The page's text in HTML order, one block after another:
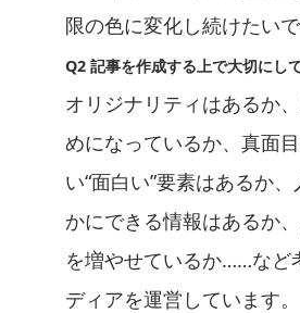
限の色に変化し続けたい
Q2 記事を作成する上で大切にし
オリジナリティはあるか
めになっているか、真面
い“面白い”要素はあるか
かにできる情報はあるか
を増やせているか……など
ディアを運営しています。